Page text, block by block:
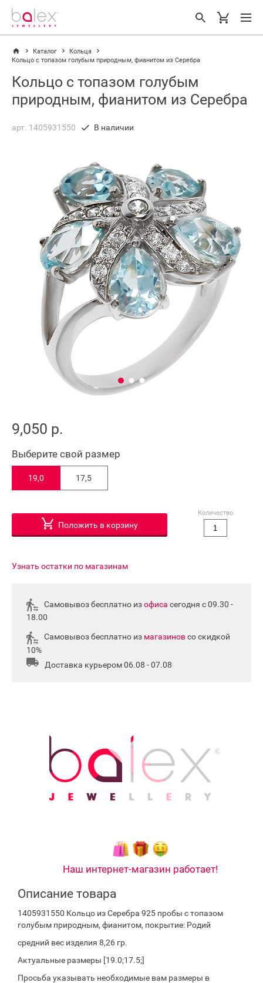
Каталог
Кольца
Кольцо с топазом голубым природным, фианитом из Серебра
Кольцо с топазом голубым
природным, фианитом из Серебра
арт. 1405931550 В наличии
9,050 р.
Выберите свой размер
19,0 17,5
Положить в корзину
Количество
Узнать остатки по магазинам
Самовывоз бесплатно изофиса сегодня с 09.30 -
18.00
Самовывоз бесплатно из магазиновсо скидкой
10%
Доставка курьером 06.08 - 07.08
Наш интернет-магазин работает!
Описание товара
1405931550 Кольцо из Серебра 925 пробы с топазом
голубым природным, фианитом, покрытие: Родий
средний вес изделия 8,26 гр.
Актуальные размеры [19.0;17.5;]
Просьба указывать необходимые вам размеры в